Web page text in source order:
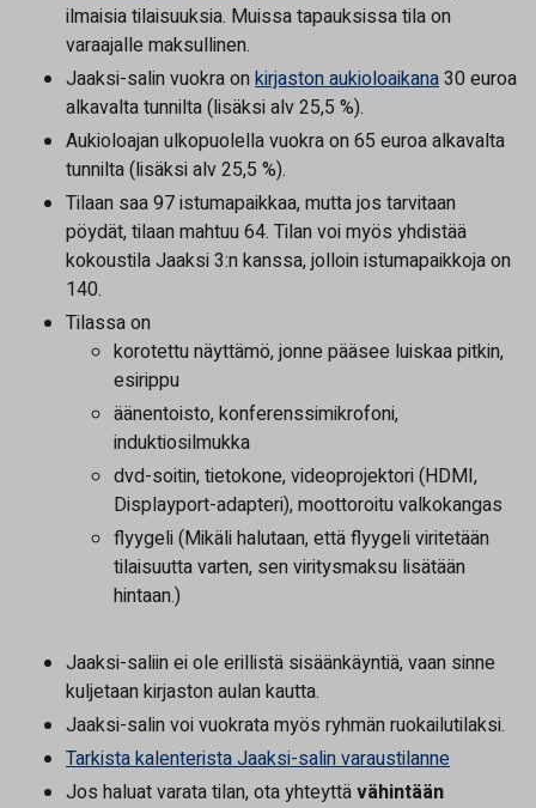
ilmaisia tilaisuuksia. Muissa tapauksissa tila on
varaajalle maksullinen.
Jaaksi-salin vuokra onkirjaston aukioloaikana30 euroa
alkavalta tunnilta (lisäksi alv 25,5 %).
Aukioloajan ulkopuolella vuokra on 65 euroa alkavalta
tunnilta (lisäksi alv 25,5 %).
Tilaan saa 97 istumapaikkaa, mutta jos tarvitaan
pöydät, tilaan mahtuu64. Tilan voi myös yhdistää
kokoustila Jaaksi 3:n kanssa, jolloin istumapaikkoja on
140.
Tilassa on
korotettu näyttämö, jonne pääsee luiskaa pitkin,
esirippu
äänentoisto, konferenssimikrofoni,
induktiosilmukka
dvd-soitin, tietokone, videoprojektori (HDMI,
Displayport-adapteri), moottoroitu valkokangas
flyygeli (Mikäli halutaan, että flyygeli viritetään
tilaisuutta varten, sen viritysmaksu lisätään
hintaan.)
Jaaksi-saliin ei ole erillistä sisäänkäyntiä, vaan sinne
kuljetaan kirjaston aulan kautta.
Jaaksi-salin voi vuokrata myös ryhmän ruokailutilaksi.
Tarkista kalenterista Jaaksi-salin varaustilanne
Jos haluat varata tilan, ota yhteyttävähintään